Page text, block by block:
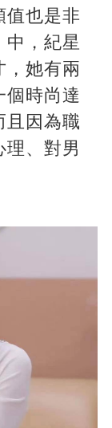
值也是非
中，紀星
，她有兩
個時尚達
且因為職
、對男